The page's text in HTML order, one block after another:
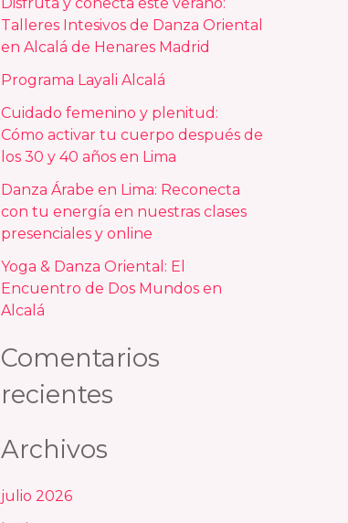
a
r
p
o
r
:
Talleres Intesivos de Danza Oriental
en Alcalá de Henares Madrid
Programa Layali Alcalá
Cuidado femenino y plenitud:
Cómo activar tu cuerpo después de
los 30 y 40 años en Lima
Danza Árabe en Lima: Reconecta
con tu energía en nuestras clases
presenciales y online
Yoga & Danza Oriental: El
Encuentro de Dos Mundos en
Alcalá
Comentarios
recientes
Archivos
julio 2026